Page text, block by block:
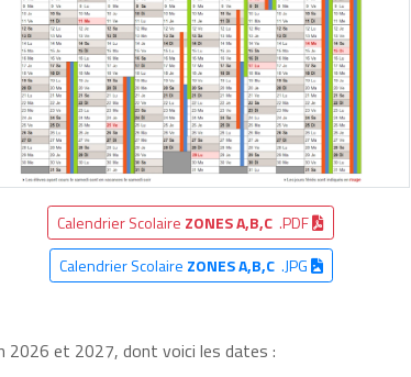
Calendrier Scolaire ZONES A,B,C .PDF
Calendrier Scolaire ZONES A,B,C.JPG
2026 et 2027, dont voici les dates :